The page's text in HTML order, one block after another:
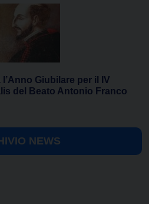
Giubilare per il IV
del Beato Antonio Franco
NEWS